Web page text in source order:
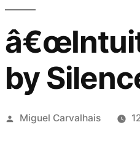
by
Posted
Miguel Carvalhais